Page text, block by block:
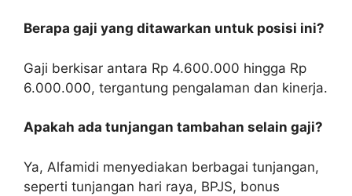
Berapa gaji yang ditawarkan untuk posisi ini?
Gaji berkisar antara Rp 4.600.000 hingga Rp
6.000.000, tergantung pengalaman dan kinerja.
Apakah ada tunjangan tambahan selain gaji?
Ya, Alfamidi menyediakan berbagai tunjangan,
seperti tunjangan hari raya, BPJS, bonus